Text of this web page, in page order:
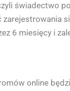
świadectwo
6 miesięcy i
online